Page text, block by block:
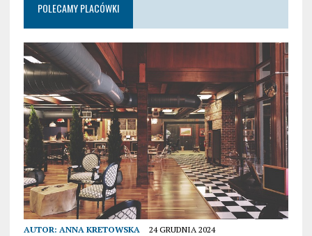
POLECAMY PLACÓWKI
AUTOR: ANNA KRETOWSKA 24 GRUDNIA 2024